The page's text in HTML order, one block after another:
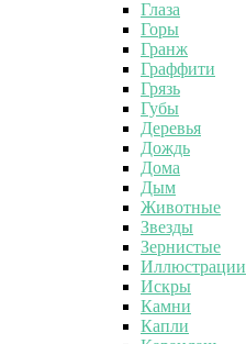
Глаза
Горы
Гранж
Граффити
Грязь
Губы
Деревья
Дождь
Дома
Дым
Животные
Звезды
Зернистые
Иллюстрации
Искры
Камни
Капли